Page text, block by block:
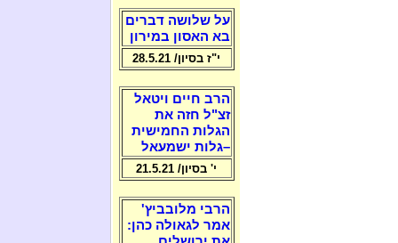
על שלושה דברים
בא האסון במירון
י"ז בסיון/ 28.5.21
הרב חיים ויטאל
זצ"ל חזה את
הגלות החמישית
–גלות ישמעאל
י' בסיון/ 21.5.21
הרבי מלובביץ'
אמר לגאולה כהן: